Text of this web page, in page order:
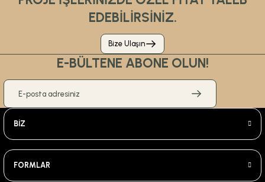
EDEBİLİRSİNİZ.
Bize Ulaşın
E-BÜLTENE ABONE OLUN!
BİZ
FORMLAR